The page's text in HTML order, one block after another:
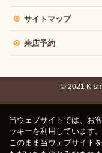
サイトマップ
来店予約
© 2021 K-
当ウェブサイトでは、お
ッキーを利用しています。
このまま当ウェブサイト